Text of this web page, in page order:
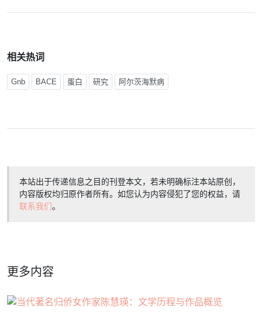
相关热词
Gnb BACE 蛋白 研究 阿尔茨海默病
本站出于传递信息之目的刊登本文，若未明确标注本站原创，
内容版权均归原作者所有。如您认为内容侵犯了您的权益，请
联系我们。
更多内容